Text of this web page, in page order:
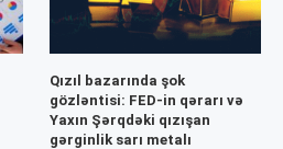
Qızıl bazarında şok
gözləntisi: FED-in qərarı və
Yaxın Şərqdəki qızışan
gərginlik sarı metalı